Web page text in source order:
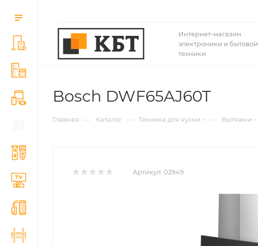
Интернет-магазин
электроники и бытовой
техники
Bosch DWF65AJ60T
Главная — Каталог — Техника для кухни — Вытяжки
Артикул: 02949